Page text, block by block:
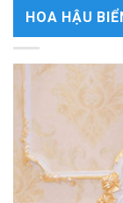
HOA HẬU